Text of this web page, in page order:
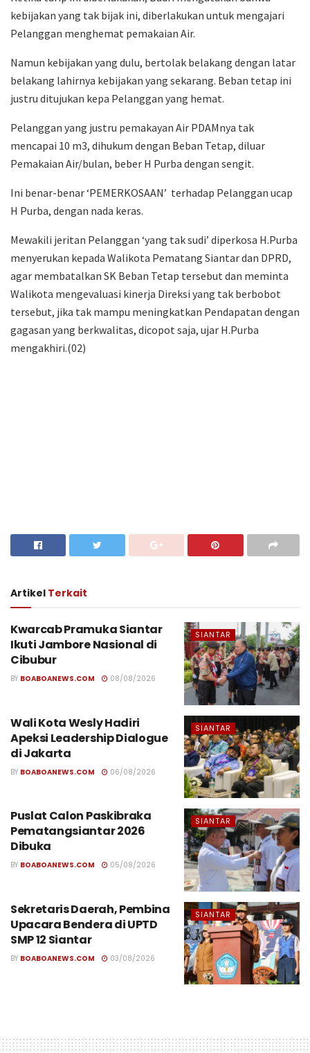
kebijakan yang tak bijak ini, diberlakukan untuk mengajari
Pelanggan menghemat pemakaian Air.
Namun kebijakan yang dulu, bertolak belakang dengan latar
belakang lahirnya kebijakan yang sekarang. Beban tetap ini
justru ditujukan kepa Pelanggan yang hemat.
Pelanggan yang justru pemakayan Air PDAMnya tak
mencapai 10 m3, dihukum dengan Beban Tetap, diluar
Pemakaian Air/bulan, beber H Purba dengan sengit.
Ini benar-benar ‘PEMERKOSAAN’ terhadap Pelanggan ucap
H Purba, dengan nada keras.
Mewakili jeritan Pelanggan ‘yang tak sudi’ diperkosa H.Purba
menyerukan kepada Walikota Pematang Siantar dan DPRD,
agar membatalkan SK Beban Tetap tersebut dan meminta
Walikota mengevaluasi kinerja Direksi yang tak berbobot
tersebut, jika tak mampu meningkatkan Pendapatan dengan
gagasan yang berkwalitas, dicopot saja, ujar H.Purba
mengakhiri.(02)
Artikel Terkait
SIANTAR
Kwarcab Pramuka Siantar
Ikuti Jambore Nasional di
Cibubur
BY BOABOANEWS.COM 08/08/2026
SIANTAR
Wali Kota Wesly Hadiri
Apeksi Leadership Dialogue
di Jakarta
BY BOABOANEWS.COM 06/08/2026
SIANTAR
Puslat Calon Paskibraka
Pematangsiantar 2026
Dibuka
BY BOABOANEWS.COM 05/08/2026
SIANTAR
Sekretaris Daerah, Pembina
Upacara Bendera di UPTD
SMP 12 Siantar
BY BOABOANEWS.COM 03/08/2026